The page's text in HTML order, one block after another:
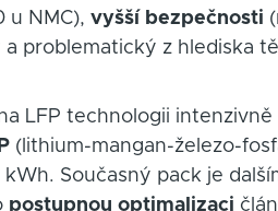
u NMC),vyšší bezpečnosti
problematický z hlediska
LFP technologii
(lithium-mangan-železo-
Současný pack je
postupnou optimalizaci